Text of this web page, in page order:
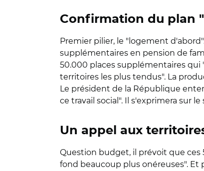
Confirmation du plan
Premier pilier, le "logement
supplémentaires en pension de
50.000 places supplémentaires
territoires les plus tendus". La
Le président de la République
ce travail social". Il s'exprimera sur
Un appel aux
Question budget, il prévoit que
fond beaucoup plus onéreuses". Et